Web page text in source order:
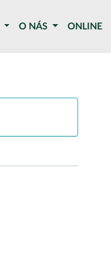
O NÁS ONLINE